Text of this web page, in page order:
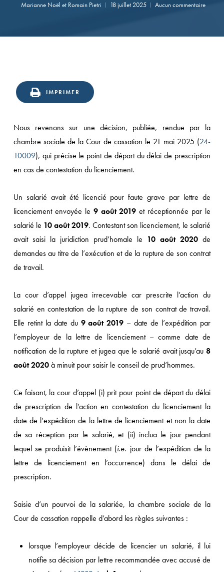
Marianne Noël et Romain Pietri 18 juillet 2025 Aucun commentaire
IMPRIMER
Nous revenons sur une décision, publiée, rendue par la
chambre sociale de la Cour de cassation le 21 mai 2025 (24-
10009), qui précise le point de départ du délai de prescription
en cas de contestation du licenciement.
Un salarié avait été licencié pour faute grave par lettre de
licenciement envoyée le 9 août 2019 et réceptionnée par le
salarié le 10 août 2019. Contestant son licenciement, le salarié
avait saisi la juridiction prud’homale le 10 août 2020 de
demandes au titre de l’exécution et de la rupture de son contrat
de travail.
La cour d’appel jugea irrecevable car prescrite l’action du
salarié en contestation de la rupture de son contrat de travail.
Elle retint la date du 9 août 2019 – date de l’expédition par
l’employeur de la lettre de licenciement – comme date de
notification de la rupture et jugea que le salarié avait jusqu’au8
août 2020à minuit pour saisir le conseil de prud’hommes.
Ce faisant, la cour d’appel (i) prit pour point de départ du délai
de prescription de l’action en contestation du licenciement la
date de l’expédition de la lettre de licenciement et non la date
de sa réception par le salarié, et (ii) inclua le jour pendant
lequel se produisit l’évènement (i.e. jour de l’expédition de la
lettre de licenciement en l’occurrence) dans le délai de
prescription.
Saisie d’un pourvoi de la salariée, la chambre sociale de la
Cour de cassation rappelle d’abord les règles suivantes :
lorsque l’employeur décide de licencier un salarié, il lui
notifie sa décision par lettre recommandée avec accusé de